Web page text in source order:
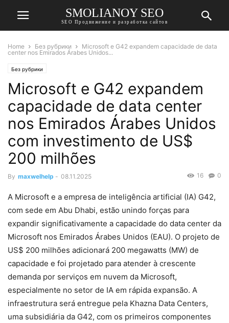
SMOLIANOY SEO
SEO Продвижение и разработка сайтов
Home Без рубрики
Microsoft e G42 expandem capacidade de data
center nos Emirados Árabes Unidos...
Без рубрики
Microsoft e G42 expandem
capacidade de data center
nos Emirados Árabes Unidos
com investimento de US$
200 milhões
By maxwelhelp - 08.11.2025 0
16
A Microsoft e a empresa de inteligência artificial (IA) G42,
com sede em Abu Dhabi, estão unindo forças para
expandir significativamente a capacidade do data center da
Microsoft nos Emirados Árabes Unidos (EAU). O projeto de
US$ 200 milhões adicionará 200 megawatts (MW) de
capacidade e foi projetado para atender à crescente
demanda por serviços em nuvem da Microsoft,
especialmente no setor de IA em rápida expansão. A
infraestrutura será entregue pela Khazna Data Centers,
uma subsidiária da G42, com os primeiros componentes